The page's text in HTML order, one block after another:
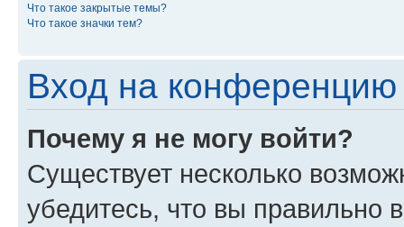
Что такое закрытые темы?
Что такое значки тем?
Вход на конференцию
Почему я не могу войти?
Существует несколько
убедитесь, что вы правильно